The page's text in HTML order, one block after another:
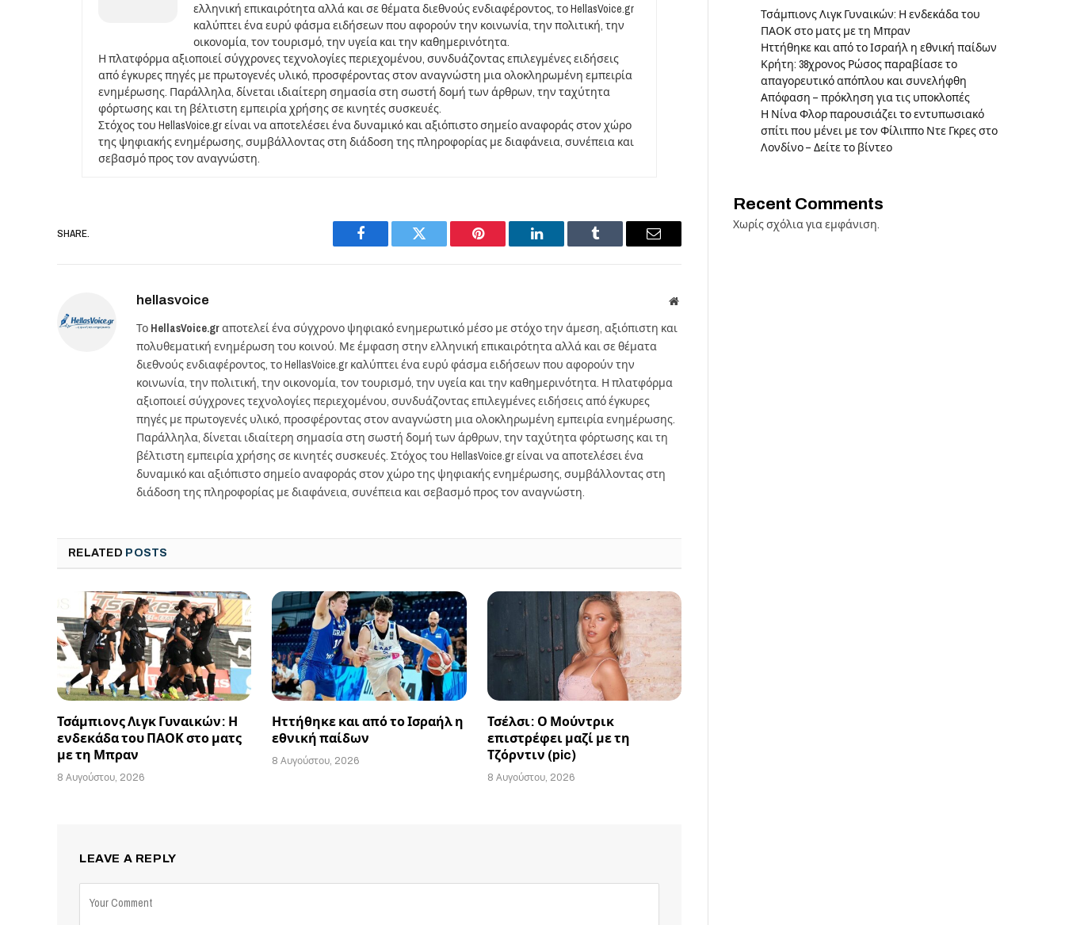
ελληνική επικαιρότητα αλλά και σε θέματα διεθνούς ενδιαφέροντος, το HellasVoice.gr
καλύπτει ένα ευρύ φάσμα ειδήσεων που αφορούν την κοινωνία, την πολιτική, την
οικονομία, τον τουρισμό, την υγεία και την καθημερινότητα.
Η πλατφόρμα αξιοποιεί σύγχρονες τεχνολογίες περιεχομένου, συνδυάζοντας επιλεγμένες ειδήσεις
από έγκυρες πηγές με πρωτογενές υλικό, προσφέροντας στον αναγνώστη μια ολοκληρωμένη εμπειρία
ενημέρωσης. Παράλληλα, δίνεται ιδιαίτερη σημασία στη σωστή δομή των άρθρων, την ταχύτητα
φόρτωσης και τη βέλτιστη εμπειρία χρήσης σε κινητές συσκευές.
Στόχος του HellasVoice.gr είναι να αποτελέσει ένα δυναμικό και αξιόπιστο σημείο αναφοράς στον χώρο
της ψηφιακής ενημέρωσης, συμβάλλοντας στη διάδοση της πληροφορίας με διαφάνεια, συνέπεια και
σεβασμό προς τον αναγνώστη.
SHARE.
Facebook Twitter Pinterest LinkedIn Tumblr Email
hellasvoice Website
Το HellasVoice.grαποτελεί ένα σύγχρονο ψηφιακό ενημερωτικό μέσο με στόχο την άμεση, αξιόπιστη και
πολυθεματική ενημέρωση του κοινού. Με έμφαση στην ελληνική επικαιρότητα αλλά και σε θέματα
διεθνούς ενδιαφέροντος, το HellasVoice.gr καλύπτει ένα ευρύ φάσμα ειδήσεων που αφορούν την
κοινωνία, την πολιτική, την οικονομία, τον τουρισμό, την υγεία και την καθημερινότητα. Η πλατφόρμα
αξιοποιεί σύγχρονες τεχνολογίες περιεχομένου, συνδυάζοντας επιλεγμένες ειδήσεις από έγκυρες
πηγές με πρωτογενές υλικό, προσφέροντας στον αναγνώστη μια ολοκληρωμένη εμπειρία ενημέρωσης.
Παράλληλα, δίνεται ιδιαίτερη σημασία στη σωστή δομή των άρθρων, την ταχύτητα φόρτωσης και τη
βέλτιστη εμπειρία χρήσης σε κινητές συσκευές. Στόχος του HellasVoice.gr είναι να αποτελέσει ένα
δυναμικό και αξιόπιστο σημείο αναφοράς στον χώρο της ψηφιακής ενημέρωσης, συμβάλλοντας στη
διάδοση της πληροφορίας με διαφάνεια, συνέπεια και σεβασμό προς τον αναγνώστη.
RELATED POSTS
Τσάμπιονς Λιγκ Γυναικών: Η
ενδεκάδα του ΠΑΟΚ στο ματς
με τη Μπραν
8 Αυγούστου, 2026
Ηττήθηκε και από το Ισραήλ η
εθνική παίδων
8 Αυγούστου, 2026
Τσέλσι: Ο Μούντρικ
επιστρέφει μαζί με τη
Τζόρντιν (pic)
8 Αυγούστου, 2026
LEAVE A REPLY
Τσάμπιονς Λιγκ Γυναικών: Η ενδεκάδα του
ΠΑΟΚ στο ματς με τη Μπραν
Ηττήθηκε και από το Ισραήλ η εθνική παίδων
Κρήτη: 38χρονος Ρώσος παραβίασε το
απαγορευτικό απόπλου και συνελήφθη
Απόφαση – πρόκληση για τις υποκλοπές
Η Νίνα Φλορ παρουσιάζει το εντυπωσιακό
σπίτι που μένει με τον Φίλιππο Ντε Γκρες στο
Λονδίνο – Δείτε το βίντεο
Recent Comments
Χωρίς σχόλια για εμφάνιση.